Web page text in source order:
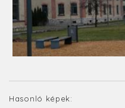
Hasonló képek: